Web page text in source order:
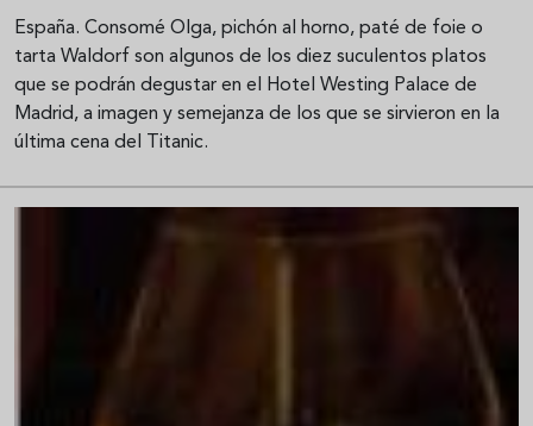
España. Consomé Olga, pichón al horno, paté de foie o
tarta Waldorf son algunos de los diez suculentos platos
que se podrán degustar en el Hotel Westing Palace de
Madrid, a imagen y semejanza de los que se sirvieron en la
última cena del Titanic.